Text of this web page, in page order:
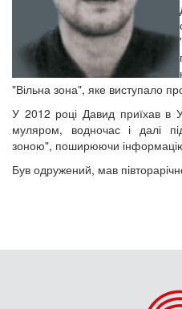
"Вільна зона", яке виступало
У 2012 році Давид приїхав в
муляром, водночас і далі
зоною", поширюючи інформацію
Був одружений, мав